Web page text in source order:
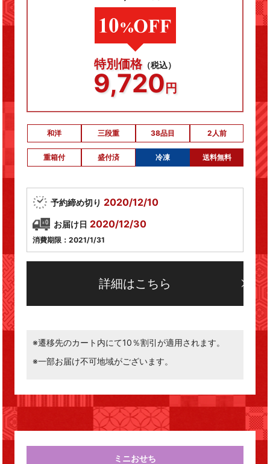
特別価格（税込）
9,720 円
和洋 三段重 38品目 2人前
重箱付 盛付済 冷凍 送料無料
予約締め切り 2020/12/10
お届け日 2020/12/30
消費期限：2021/1/31
詳細はこちら
※遷移先のカート内にて10％割引が適用されます。
※一部お届け不可地域がございます。
ミニおせち